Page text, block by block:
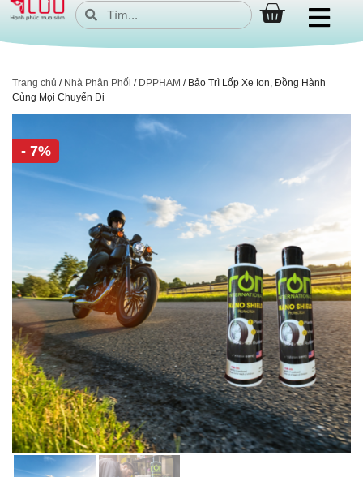
Trang chủ / Nhà Phân Phối / DPPHAM / Bảo Trì Lốp Xe Ion, Đồng Hành
Cùng Mọi Chuyến Đi
- 7%